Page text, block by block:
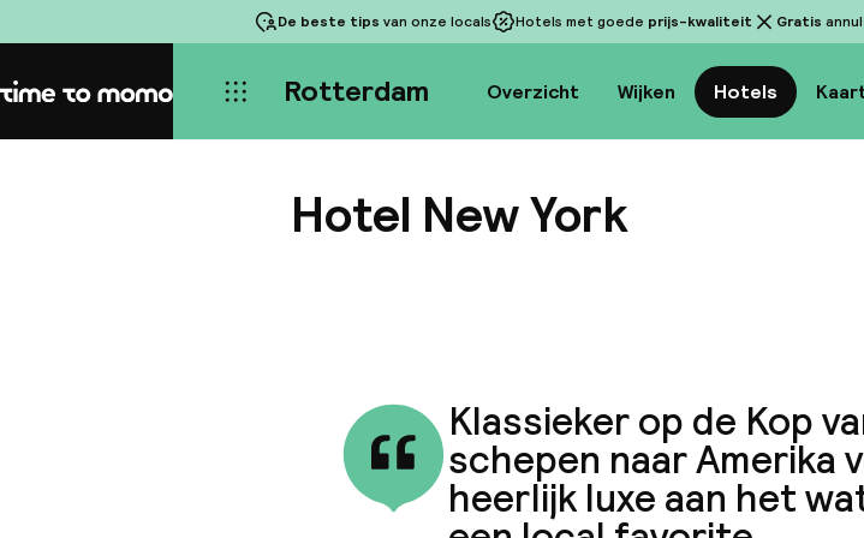
De beste tips van onze locals Hotels met goede prijs-kwaliteit Gratis
Home Rotterdam Overzicht Wijken Hotels
Hotel New York
Klassieker op de Kop
schepen naar Amerika
heerlijk luxe aan het